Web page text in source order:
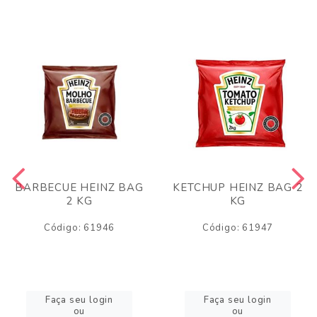
BARBECUE HEINZ BAG
2 KG
Código: 61946
Faça seu login
ou
KETCHUP HEINZ BAG 2
KG
Código: 61947
Faça seu login
ou